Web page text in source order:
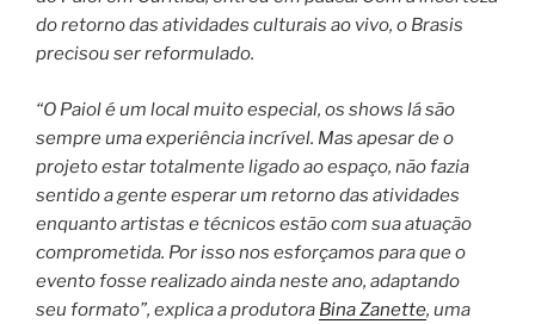
do retorno das atividades culturais ao vivo, o Brasis
precisou ser reformulado.
“O Paiol é um local muito especial, os shows lá são
sempre uma experiência incrível. Mas apesar de o
projeto estar totalmente ligado ao espaço, não fazia
sentido a gente esperar um retorno das atividades
enquanto artistas e técnicos estão com sua atuação
comprometida. Por isso nos esforçamos para que o
evento fosse realizado ainda neste ano, adaptando
seu formato”, explica a produtora Bina Zanette, uma